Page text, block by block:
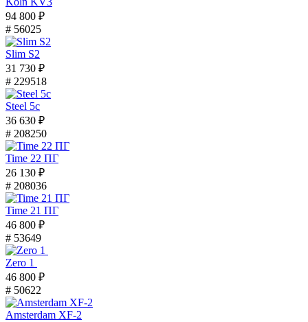
94 800 ₽
# 56025
Slim S2
31 730 ₽
# 229518
Steel 5с
36 630 ₽
# 208250
Time 22 ПГ
26 130 ₽
# 208036
Time 21 ПГ
46 800 ₽
# 53649
Zero 1
46 800 ₽
# 50622
Amsterdam XF-2